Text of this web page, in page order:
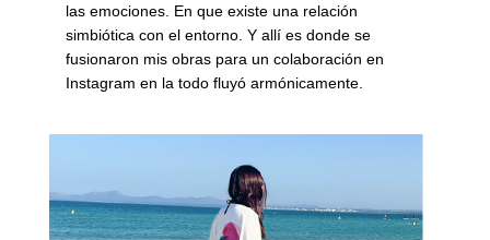
las emociones. En que existe una relación
simbiótica con el entorno. Y allí es donde se
fusionaron mis obras para un colaboración en
Instagram en la todo fluyó armónicamente.